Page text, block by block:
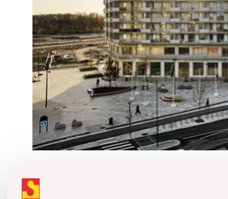
Åke Sundvall säljer